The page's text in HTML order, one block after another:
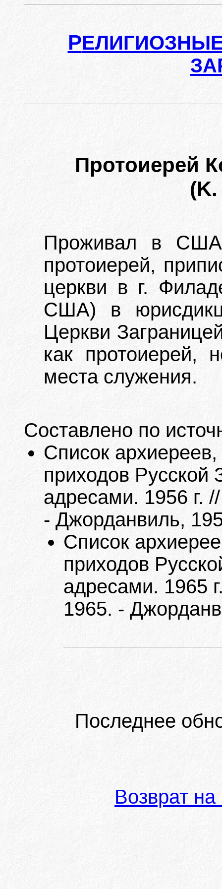
Р
Протоиерей
Проживал в
протоиерей,
церкви в г.
США) в
Церкви
как протоиерей,
места служения.
Составлено по
Список
приходов Русской
адресами. 1956 г.
- Джорданвиль,
Список
приходов
адресами. 1965
1965. -
Последнее
Возврат